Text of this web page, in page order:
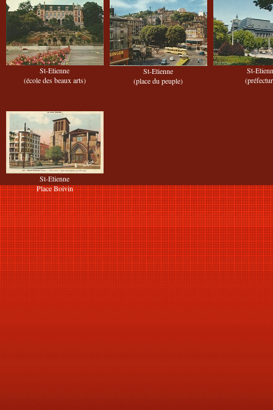
St-Etienne
(école des beaux arts)
St-Etienne
(place du peuple)
St-
St-Etienne
Place Boivin